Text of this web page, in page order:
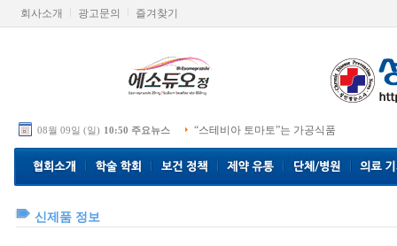
회사소개 광고문의 즐겨찾기
08월 09일 (일) 10:50 주요뉴스 “스테비아 토마토”는 가공식품
신제품 정보